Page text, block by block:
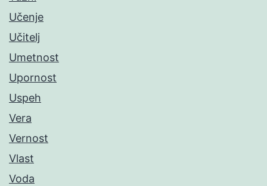
Učenje
Učitelj
Umetnost
Upornost
Uspeh
Vera
Vernost
Vlast
Voda